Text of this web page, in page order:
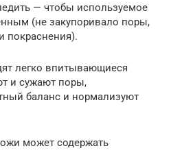
— чтобы используемое
(не закупоривало поры,
покраснения).
легко впитывающиеся
и сужают поры,
баланс и нормализуют
может содержать